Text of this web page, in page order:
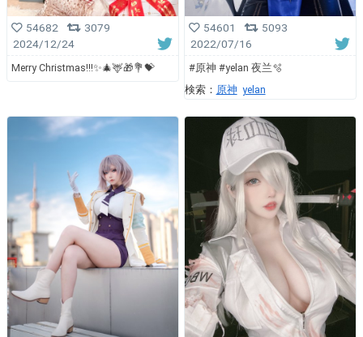
54682
3079
2024/12/24
Merry Christmas!!!✨🎄🦌🎁💐💝
54601
5093
2022/07/16
#原神 #yelan 夜兰🫧
検索： 原神 yelan